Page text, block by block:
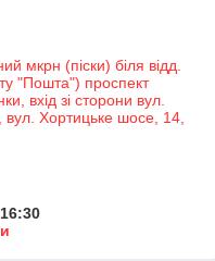
мкрн (піски) біля відд.
"Пошта") проспект
вхід зі сторони вул.
вул. Хортицьке шосе, 14,